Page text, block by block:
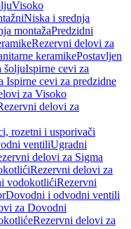
Visoko
Niska i srednja
montažaPredzidni
Rezervni delovi za
keramikePostavljen
šoljuIspirne cevi za
Ispirne cevi za predzidne
za Visoko
delovi za
rozetni i usporivači
ventiliUgradni
delovi za Sigma
Rezervni delovi za
vodokotlićiRezervni
Dovodni i odvodni ventili
za Dovodni
Rezervni delovi za